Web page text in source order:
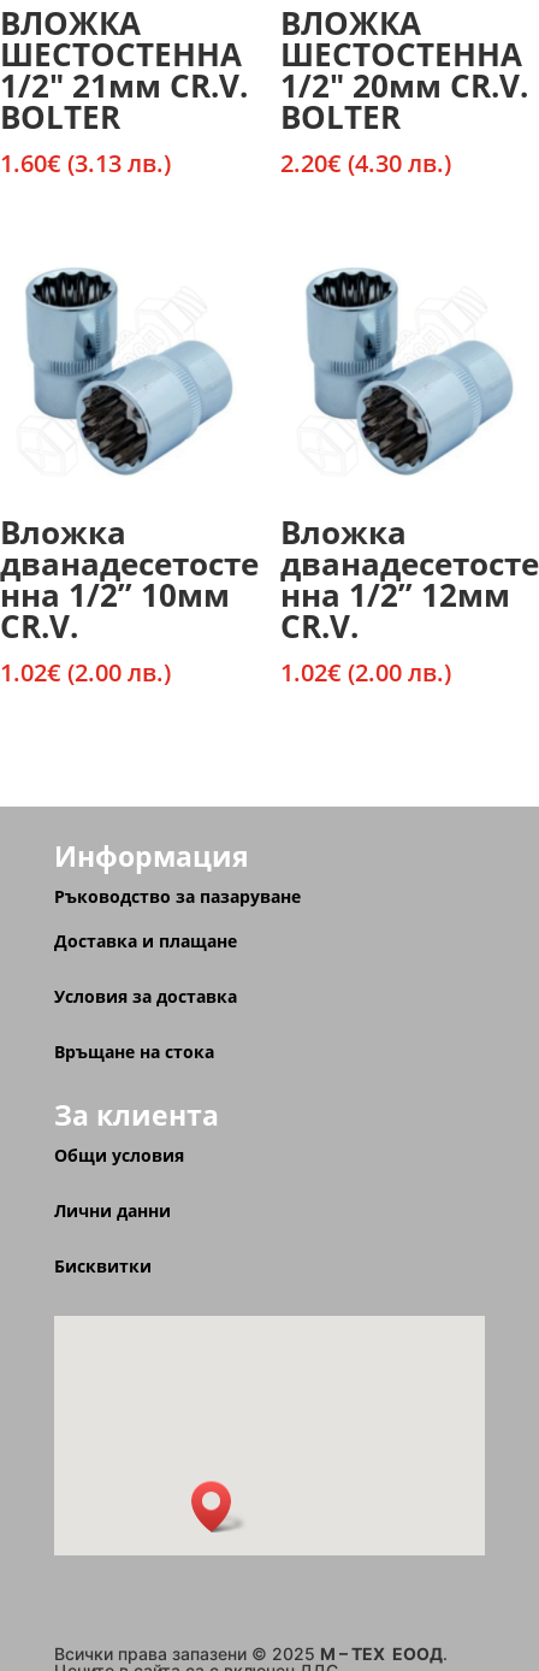
ВЛОЖКА
ШЕСТОСТЕННА
1/2″ 21мм CR.V.
BOLTER
1.60€ (3.13 лв.)
ВЛОЖКА
ШЕСТОСТЕННА
1/2″ 20мм CR.V.
BOLTER
2.20€ (4.30 лв.)
Вложка
дванадесетосте
нна 1/2” 10мм
CR.V.
1.02€ (2.00 лв.)
Вложка
дванадесетосте
нна 1/2” 12мм
CR.V.
1.02€ (2.00 лв.)
Информация
Ръководство за пазаруване
Доставка и плащане
Условия за доставка
Връщане на стока
За клиента
Общи условия
Лични данни
Бисквитки
Всички права запазени © 2025 M – TEX ЕООД.